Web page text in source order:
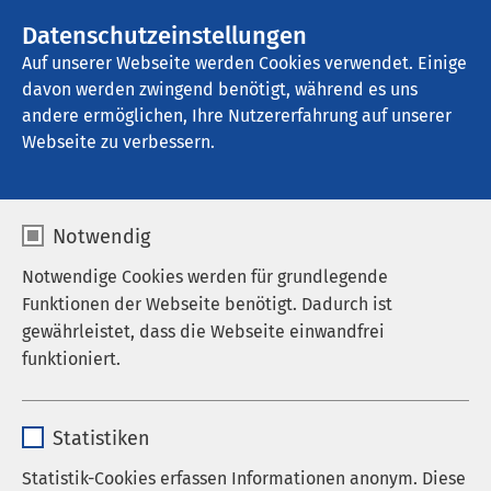
Datenschutzeinstellungen
Auf unserer Webseite werden Cookies verwendet. Einige
davon werden zwingend benötigt, während es uns
andere ermöglichen, Ihre Nutzererfahrung auf unserer
Webseite zu verbessern.
Notwendig
Notwendige Cookies werden für grundlegende
Funktionen der Webseite benötigt. Dadurch ist
gewährleistet, dass die Webseite einwandfrei
funktioniert.
Anbieter sgalinski
Statistiken
Statistik-Cookies erfassen Informationen anonym. Diese
AMEOS Klinikum St. Elisabeth Neuburg